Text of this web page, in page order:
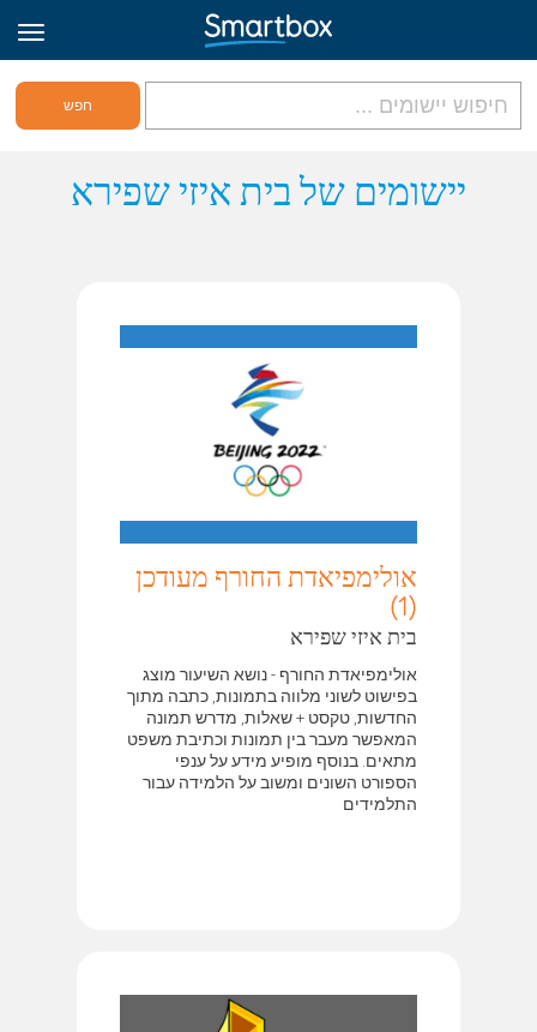
גריד אונליין
הירשם לאתר
יישומים של בית איזי שפירא
אולימפיאדת החורף מעודכן
(1)
בית איזי שפירא
אולימפיאדת החורף - נושא השיעור מוצג
בפישוט לשוני מלווה בתמונות, כתבה מתוך
החדשות, טקסט + שאלות, מדרש תמונה
המאפשר מעבר בין תמונות וכתיבת משפט
מתאים. בנוסף מופיע מידע על ענפי
הספורט השונים ומשוב על הלמידה עבור
התלמידים